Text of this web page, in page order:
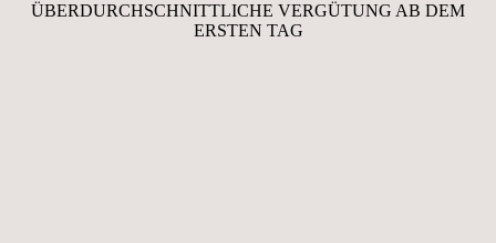
ÜBERDURCHSCHNITTLICHE VERGÜTUNG AB DEM
ERSTEN TAG